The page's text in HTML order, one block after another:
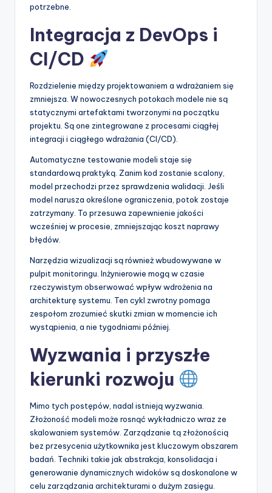
potrzebne.
Integracja z DevOps i
CI/CD
Rozdzielenie między projektowaniem a wdrażaniem się
zmniejsza. W nowoczesnych potokach modele nie są
statycznymi artefaktami tworzonymi na początku
projektu. Są one zintegrowane z procesami ciągłej
integracji i ciągłego wdrażania (CI/CD).
Automatyczne testowanie modeli staje się
standardową praktyką. Zanim kod zostanie scalony,
model przechodzi przez sprawdzenia walidacji. Jeśli
model narusza określone ograniczenia, potok zostaje
zatrzymany. To przesuwa zapewnienie jakości
wcześniej w procesie, zmniejszając koszt naprawy
błędów.
Narzędzia wizualizacji są również wbudowywane w
pulpit monitoringu. Inżynierowie mogą w czasie
rzeczywistym obserwować wpływ wdrożenia na
architekturę systemu. Ten cykl zwrotny pomaga
zespołom zrozumieć skutki zmian w momencie ich
wystąpienia, a nie tygodniami później.
Wyzwania i przyszłe
kierunki rozwoju
Mimo tych postępów, nadal istnieją wyzwania.
Złożoność modeli może rosnąć wykładniczo wraz ze
skalowaniem systemów. Zarządzanie tą złożonością
bez przesycenia użytkownika jest kluczowym obszarem
badań. Techniki takie jak abstrakcja, konsolidacja i
generowanie dynamicznych widoków są doskonalone w
celu zarządzania architekturami o dużym zasięgu.